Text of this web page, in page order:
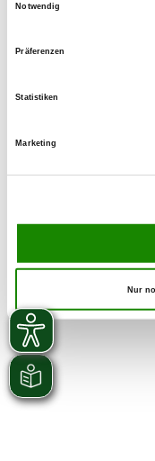
Notwendig
Präferenzen
Statistiken
Marketing
Nur